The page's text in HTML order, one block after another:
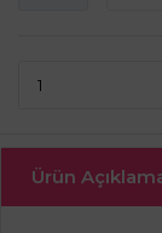
Ürün